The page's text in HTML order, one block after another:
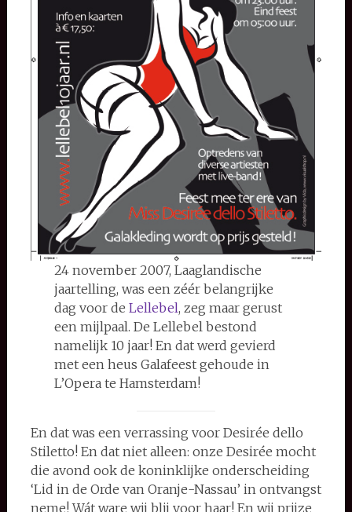
24 november 2007, Laaglandische
jaartelling, was een zéér belangrijke
dag voor de Lellebel, zeg maar gerust
een mijlpaal. De Lellebel bestond
namelijk 10 jaar! En dat werd gevierd
met een heus Galafeest gehoude in
L’Opera te Hamsterdam!
En dat was een verrassing voor Desirée dello
Stiletto! En dat niet alleen: onze Desirée mocht
die avond ook de koninklijke onderscheiding
‘Lid in de Orde van Oranje-Nassau’ in ontvangst
neme! Wát ware wij blij voor haar! En wij prijze